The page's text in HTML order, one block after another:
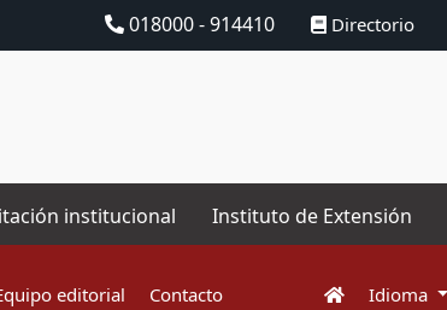
018000 - 914410 Directorio
institucional Instituto de Extensión
editorial Contacto Idioma